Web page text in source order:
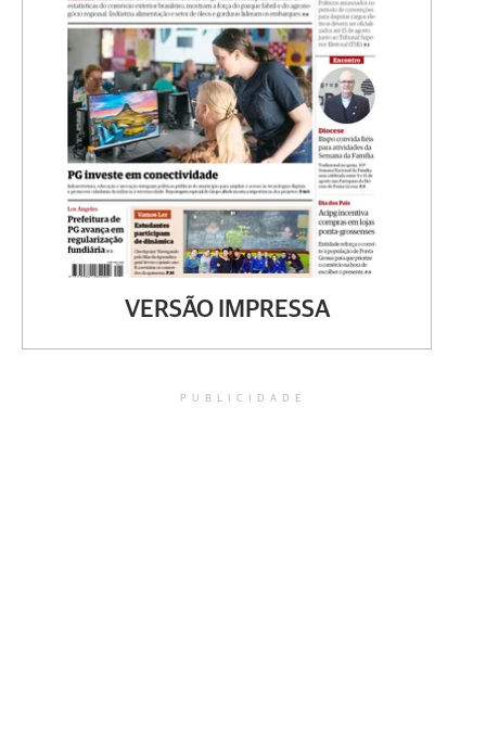
VERSÃO IMPRESSA
PUBLICIDADE